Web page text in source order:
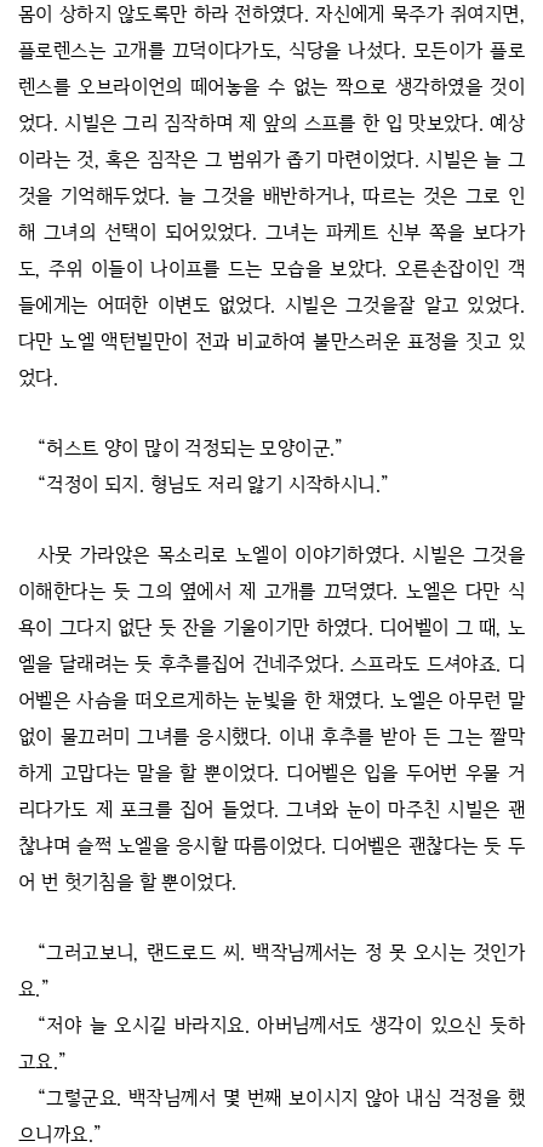
몸이 상하지 않도록만 하라 전하였다. 자신에게 묵주가 쥐여지면,
플로렌스는 고개를 끄덕이다가도, 식당을 나섰다. 모든이가 플로
렌스를 오브라이언의 떼어놓을 수 없는 짝으로 생각하였을 것이
었다. 시빌은 그리 짐작하며 제 앞의 스프를 한 입 맛보았다. 예상
이라는 것, 혹은 짐작은 그 범위가 좁기 마련이었다. 시빌은 늘 그
것을 기억해두었다. 늘 그것을 배반하거나, 따르는 것은 그로 인
해 그녀의 선택이 되어있었다. 그녀는 파케트 신부 쪽을 보다가
도, 주위 이들이 나이프를 드는 모습을 보았다. 오른손잡이인 객
들에게는 어떠한 이변도 없었다. 시빌은 그것을잘 알고 있었다.
다만 노엘 액턴빌만이 전과 비교하여 불만스러운 표정을 짓고 있
었다.
“허스트 양이 많이 걱정되는 모양이군.”
“걱정이 되지. 형님도 저리 앓기 시작하시니.”
사뭇 가라앉은 목소리로 노엘이 이야기하였다. 시빌은 그것을
이해한다는 듯 그의 옆에서 제 고개를 끄덕였다. 노엘은 다만 식
욕이 그다지 없단 듯 잔을 기울이기만 하였다. 디어벨이 그 때, 노
엘을 달래려는 듯 후추를집어 건네주었다. 스프라도 드셔야죠. 디
어벨은 사슴을 떠오르게하는 눈빛을 한 채였다. 노엘은 아무런 말
없이 물끄러미 그녀를 응시했다. 이내 후추를 받아 든 그는 짤막
하게 고맙다는 말을 할 뿐이었다. 디어벨은 입을 두어번 우물 거
리다가도 제 포크를 집어 들었다. 그녀와 눈이 마주친 시빌은 괜
찮냐며 슬쩍 노엘을 응시할 따름이었다. 디어벨은 괜찮다는 듯 두
어 번 헛기침을 할 뿐이었다.
“그러고보니, 랜드로드 씨. 백작님께서는 정 못 오시는 것인가
요.”
“저야 늘 오시길 바라지요. 아버님께서도 생각이 있으신 듯하
고요.”
“그렇군요. 백작님께서 몇 번째 보이시지 않아 내심 걱정을 했
으니까요.”